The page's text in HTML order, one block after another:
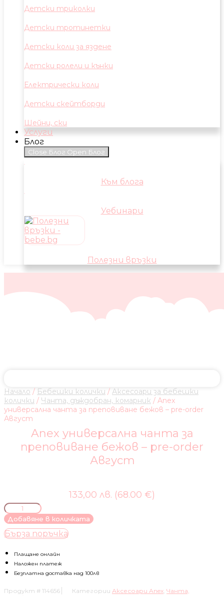
Детски триколки
Детски тротинетки
Детски коли за яздене
Детски ролели и кънки
Електрически коли
Детски скейтборди
Шейни, ски
Услуги
Блог
Close Блог Open Блог
Към блога
Уебинари
Полезни връзки
Начало / Бебешки колички / Аксесоари за бебешки
колички / Чанта, дъждобран, комарник / Anex
универсална чанта за преповиване бежов – pre-order
Август
Anex универсална чанта за
преповиване бежов – pre-order
Август
133,00 лв. (68.00 €)
количество
за
Anex
универсална
за
преповиване
бежов
pre-
Добавяне в количката
Бърза поръчка
Плащане онлайн
Наложен платеж
Безплатна доставка над 100лв
Продукт # 114656 Категории Аксесоари Anex, Чанта,